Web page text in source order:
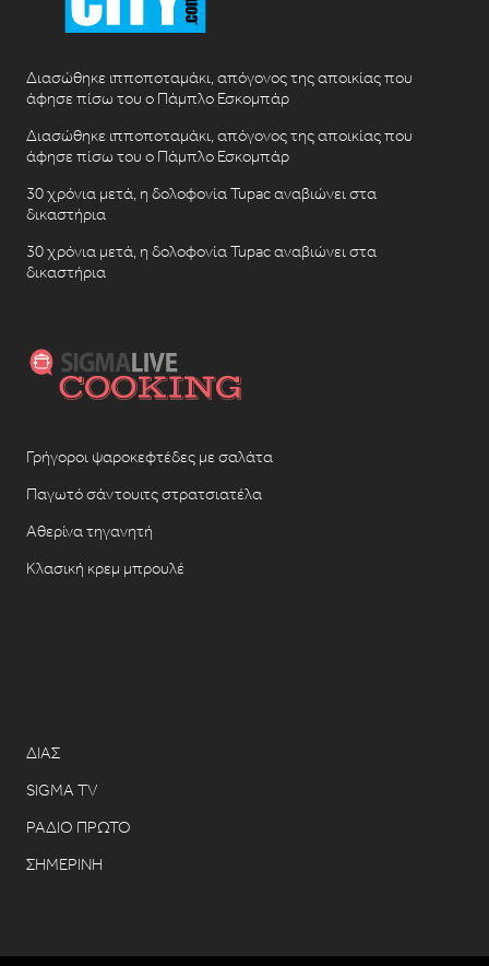
Διασώθηκε ιπποποταμάκι, απόγονος της αποικίας που
άφησε πίσω του ο Πάμπλο Εσκομπάρ
Διασώθηκε ιπποποταμάκι, απόγονος της αποικίας που
άφησε πίσω του ο Πάμπλο Εσκομπάρ
30 χρόνια μετά, η δολοφονία Tupac αναβιώνει στα
δικαστήρια
30 χρόνια μετά, η δολοφονία Tupac αναβιώνει στα
δικαστήρια
Γρήγοροι ψαροκεφτέδες με σαλάτα
Παγωτό σάντουιτς στρατσιατέλα
Αθερίνα τηγανητή
Κλασική κρεμ μπρουλέ
ΔΙΑΣ
SIGMA TV
ΡΑΔΙΟ ΠΡΩΤΟ
ΣΗΜΕΡΙΝΗ